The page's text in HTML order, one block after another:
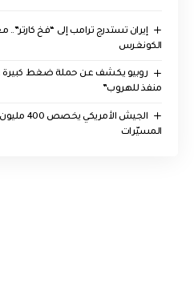
إيران تستدرج ترامب إلى “فخ كارتر”..
الكونغرس
روبيو يكشف عن حملة ضغط كبيرة
منفذ للهروب”
الجيش
المسيّرات